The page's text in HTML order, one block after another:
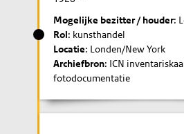
Mogelijke bezitter / houder:
Rol: kunsthandel
Locatie: Londen/New York
Archiefbron: ICN
fotodocumentatie